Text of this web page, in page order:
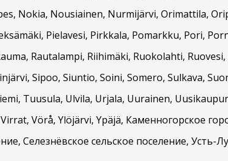
Nokia, Nousiainen, Nurmijärvi, Orimattila,
Pielavesi, Pirkkala, Pomarkku, Pori,
Rautalampi, Riihimäki, Ruokolahti,
Sipoo, Siuntio, Soini, Somero, Sulkava,
Tuusula, Ulvila, Urjala, Uurainen,
Vörå, Ylöjärvi, Ypäjä, Каменногорское
Селезнёвское сельское поселение, Усть-